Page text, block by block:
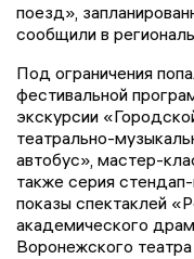
поезд»,
сообщили в
Под ограничения
фестивальной
экскурсии
театрально-
автобус», мастер-
также серия
показы спектаклей
академического
Воронежского